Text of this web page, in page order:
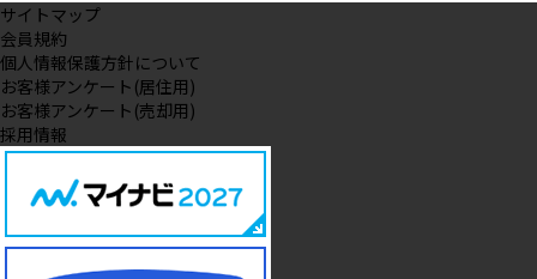
サイトマップ
会員規約
個人情報保護方針について
お客様アンケート(居住用)
お客様アンケート(売却用)
採用情報